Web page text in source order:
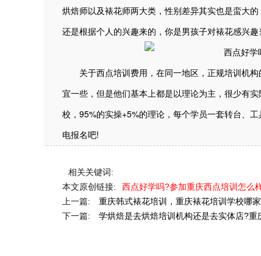
烘焙师以及裱花师两大类，性别差异其实也是蛮大
还是根据个人的兴趣来的，你是男孩子对裱花感兴趣
关于西点培训费用，在同一地区，正规培训机构
宜一些，但是他们基本上都是以理论为主，很少有
校，95%的实操+5%的理论，每个学员一套转台、
电报名吧!
相关关键词:
本文原创链接:
西点好学吗?参加重庆西点培训怎么
上一篇:
重庆韩式裱花培训，重庆裱花培训学校哪
下一篇:
学烘焙是去烘焙培训机构还是去实体店?重